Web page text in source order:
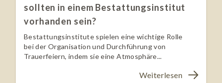
sollten in einem Bestattungsinstitut
vorhanden sein?
Bestattungsinstitute spielen eine wichtige Rolle
bei der Organisation und Durchführung von
Trauerfeiern, indem sie eine Atmosphäre...
Weiterlesen